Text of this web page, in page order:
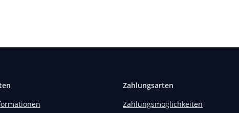
Zahlungsarten
Zahlungsmöglichkeiten